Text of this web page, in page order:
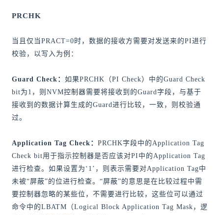
PRCHK
当且仅当PRACT=0时，数据的接收方需要对发送来的PI进行
校验，以写入为例：
Guard Check： 如果PRCHK（PI Check）中的Guard Check
bit为1，则NVM控制器需要将接收到的Guard字段，与基于
接收到的数据计算生成的Guard进行比较，一致，则校验通
过。
Application Tag Check： PRCHK字段中的Application Tag
Check bit用于指示控制器是否应该对PI中的Application Tag
进行检查。如果设置为‘1’，则表示需要对Application Tag中
未被“屏蔽”的位进行检查。“屏蔽”的意思是在比较过程中需
要控制器忽略的某些位，不需要进行比较，这些位可以通过
命令中的LBATM（Logical Block Application Tag Mask，逻